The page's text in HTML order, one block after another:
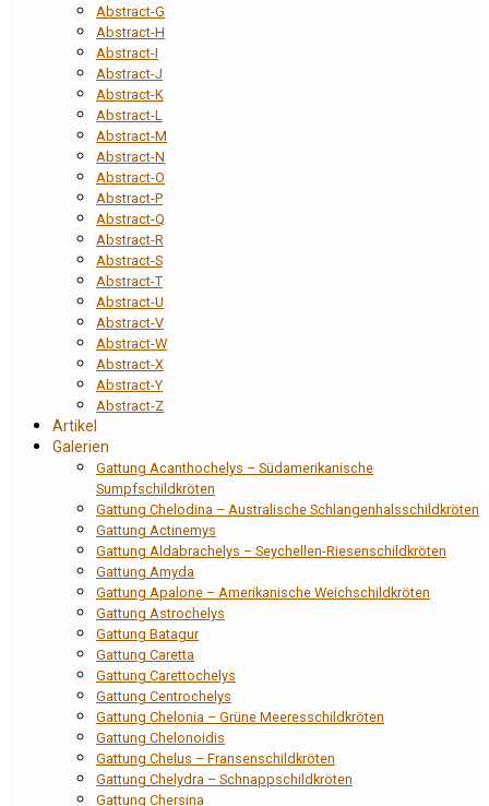
Abstract-G
Abstract-H
Abstract-I
Abstract-J
Abstract-K
Abstract-L
Abstract-M
Abstract-N
Abstract-O
Abstract-P
Abstract-Q
Abstract-R
Abstract-S
Abstract-T
Abstract-U
Abstract-V
Abstract-W
Abstract-X
Abstract-Y
Abstract-Z
Artikel
Galerien
Gattung Acanthochelys – Südamerikanische
Sumpfschildkröten
Gattung Chelodina – Australische Schlangenhalsschildkröten
Gattung Actinemys
Gattung Aldabrachelys – Seychellen-Riesenschildkröten
Gattung Amyda
Gattung Apalone – Amerikanische Weichschildkröten
Gattung Astrochelys
Gattung Batagur
Gattung Caretta
Gattung Carettochelys
Gattung Centrochelys
Gattung Chelonia – Grüne Meeresschildkröten
Gattung Chelonoidis
Gattung Chelus – Fransenschildkröten
Gattung Chelydra – Schnappschildkröten
Gattung Chersina